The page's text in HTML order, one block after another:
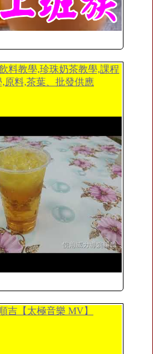
料教學,珍珠奶茶教學,課程
原料,茶葉、批發供應
吉【太極音樂 MV】